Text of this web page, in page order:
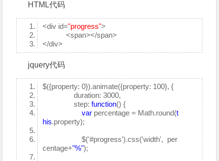
HTML代码
<div id="progress">
<span></span>
</div>
jquery代码
$({property: 0}).animate({property: 100}, {
duration: 3000,
step:function() {
var percentage = Math.round(t
his.property);
$('#progress').css('width', per
centage+"%");